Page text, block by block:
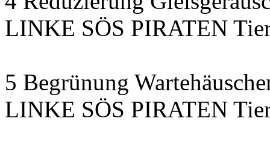
LINKE SÖS PIRATEN
5 Begrünung
LINKE SÖS PIRATEN